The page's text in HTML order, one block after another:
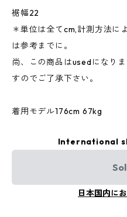
裾幅22
＊単位は全てcm,計測方法に
は参考までに。
尚、この商品はusedになり
すのでご了承下さい。
着用モデル176cm 67kg
International
日本国内に